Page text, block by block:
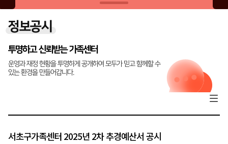
정보공시
투명하고 신뢰받는 가족센터
운영과 재정 현황을 투명하게 공개하여 모두가 믿고 함께할 수
있는 환경을 만들어갑니다.
서초구가족센터 2025년 2차 추경예산서 공시